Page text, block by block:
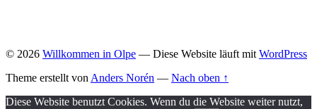
© 2026 Willkommen in Olpe — Diese Website läuft mit WordPress
Theme erstellt von Anders Norén — Nach oben ↑
Diese Website benutzt Cookies. Wenn du die Website weiter nutzt,